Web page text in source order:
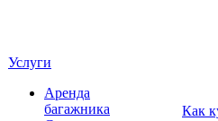
Услуги
Аренда
багажника
Как